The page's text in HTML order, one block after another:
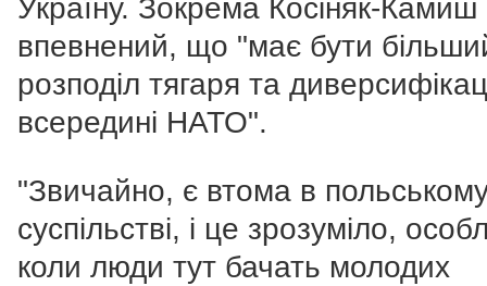
Україну. Зокрема Косіняк-Камиш
впевнений, що "має бути
розподіл тягаря та
всередині НАТО".
"Звичайно, є втома в
суспільстві, і це зрозуміло,
коли люди тут бачать молодих